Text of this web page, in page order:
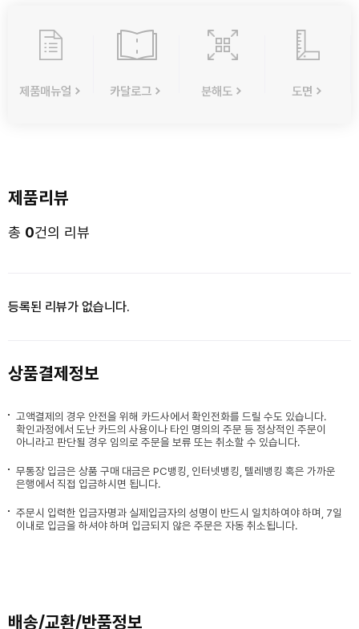
제품매뉴얼 카달로그 분해도 도면
제품리뷰
총 0건의 리뷰
등록된 리뷰가 없습니다.
상품결제정보
고액결제의 경우 안전을 위해 카드사에서 확인전화를 드릴 수도 있습니다.
확인과정에서 도난 카드의 사용이나 타인 명의의 주문 등 정상적인 주문이
아니라고 판단될 경우 임의로 주문을 보류 또는 취소할 수 있습니다.
무통장 입금은 상품 구매 대금은 PC뱅킹, 인터넷뱅킹, 텔레뱅킹 혹은 가까운
은행에서 직접 입금하시면 됩니다.
주문시 입력한 입금자명과 실제입금자의 성명이 반드시 일치하여야 하며, 7일
이내로 입금을 하셔야 하며 입금되지 않은 주문은 자동 취소됩니다.
배송/교환/반품정보